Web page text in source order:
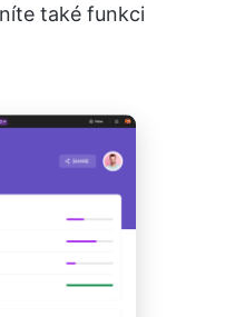
také funkci